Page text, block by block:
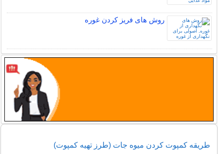
روش های فریز کردن غوره
طریقه کمپوت کردن میوه جات (طرز تهیه کمپوت)